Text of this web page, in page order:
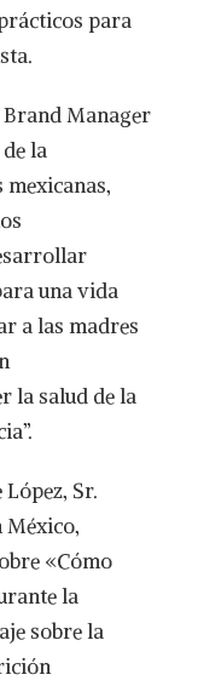
para
Brand Manager
la
una vida
a las madres
la salud de la
Sr.
México,
«Cómo
la
sobre la